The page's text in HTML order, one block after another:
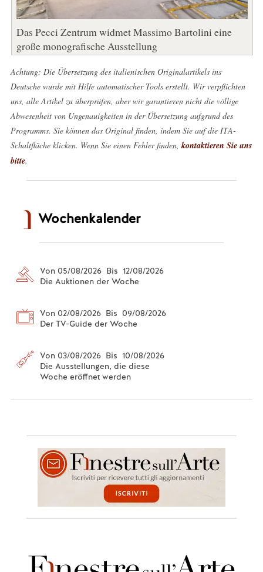
Das Pecci Zentrum widmet Massimo Bartolini eine
große monografische Ausstellung
Achtung: Die Übersetzung des italienischen Originalartikels ins
Deutsche wurde mit Hilfe automatischer Tools erstellt. Wir verpflichten
uns, alle Artikel zu überprüfen, aber wir garantieren nicht die völlige
Abwesenheit von Ungenauigkeiten in der Übersetzung aufgrund des
Programms. Sie können das Original finden, indem Sie auf die ITA-
Schaltfläche klicken. Wenn Sie einen Fehler finden, kontaktieren Sie uns
bitte.
Wochenkalender
Von 05/08/2026 Bis 12/08/2026
Die Auktionen der Woche
Von 02/08/2026 Bis 09/08/2026
Der TV-Guide der Woche
Von 03/08/2026 Bis 10/08/2026
Die Ausstellungen, die diese
Woche eröffnet werden